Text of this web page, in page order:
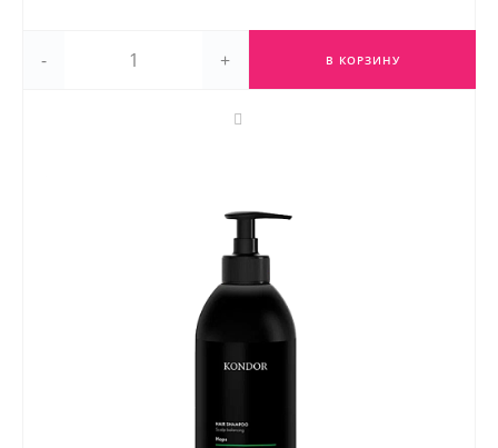
- + В КОРЗИНУ